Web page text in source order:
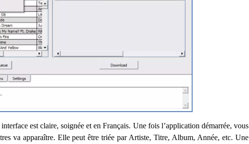
est claire, soignée et en Français. Une fois l’application démarrée, vous
va apparaître. Elle peut être triée par Artiste, Titre, Album, Année, etc. Une